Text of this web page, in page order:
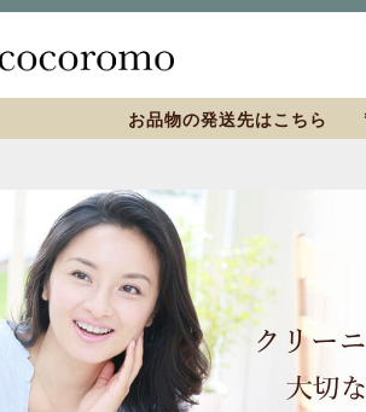
お品物の発送先はこちら